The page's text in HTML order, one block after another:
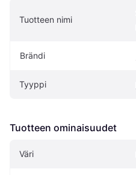
Tuotteen nimi
Brändi
Tyyppi
Tuotteen ominaisuudet
Väri